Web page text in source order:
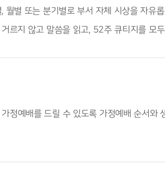
월별 또는 분기별로 부서 자체 시상을 자유
르지 않고 말씀을 읽고, 52주 큐티지를 모
정예배를 드릴 수 있도록 가정예배 순서와